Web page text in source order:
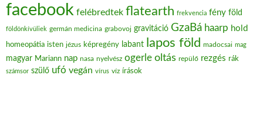
facebook felébredtek flatearth frekvencia fény föld
földönkívüliek germán medicina grabovoj gravitáció GzaBá haarp hold
homeopátia isten jézus képregény labant lapos föld madocsai mag
magyar Mariann nap nasa nyelvész ogerle oltás repülő rezgés rák
számsor szülő ufó vegán vírus víz írások